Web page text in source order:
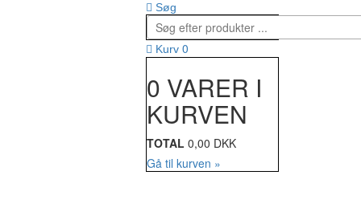
Søg
Kurv 0
0 VARER I
KURVEN
TOTAL 0,00 DKK
Gå til kurven »